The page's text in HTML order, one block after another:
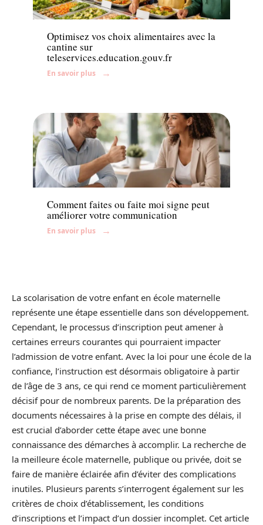
Parents
Optimisez vos choix alimentaires avec la
cantine sur
teleservices.education.gouv.fr
En savoir plus
Actu
Comment faites ou faite moi signe peut
améliorer votre communication
En savoir plus
La scolarisation de votre enfant en école maternelle
représente une étape essentielle dans son développement.
Cependant, le processus d’inscription peut amener à
certaines erreurs courantes qui pourraient impacter
l’admission de votre enfant. Avec la loi pour une école de la
confiance, l’instruction est désormais obligatoire à partir
de l’âge de 3 ans, ce qui rend ce moment particulièrement
décisif pour de nombreux parents. De la préparation des
documents nécessaires à la prise en compte des délais, il
est crucial d’aborder cette étape avec une bonne
connaissance des démarches à accomplir. La recherche de
la meilleure école maternelle, publique ou privée, doit se
faire de manière éclairée afin d’éviter des complications
inutiles. Plusieurs parents s’interrogent également sur les
critères de choix d’établissement, les conditions
d’inscriptions et l’impact d’un dossier incomplet. Cet article